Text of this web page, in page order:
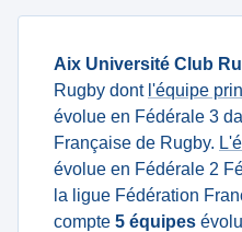
Aix Université Club
Rugby dont l'équipe
évolue en Fédérale 3
Française de Rugby.
évolue en Fédérale 2
la ligue Fédération
compte 5 équipes